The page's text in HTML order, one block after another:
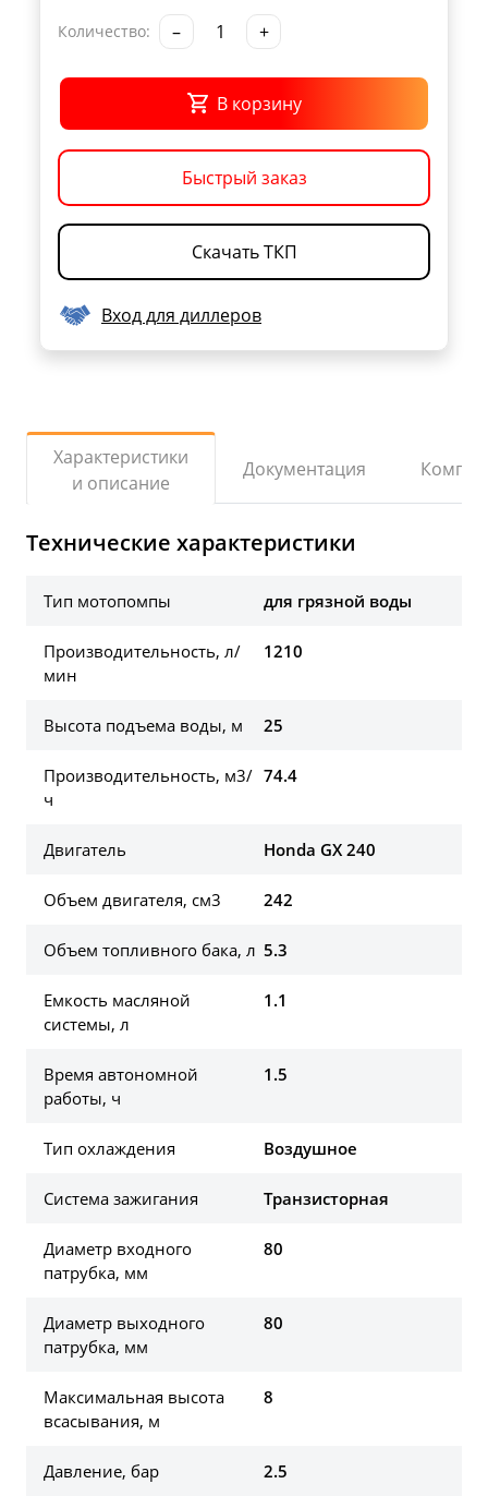
Количество: – +
В корзину
Быстрый заказ
Скачать ТКП
Вход для диллеров
Характеристики
и описание
Документация
Технические характеристики
Тип мотопомпы для грязной воды
Производительность, л/
мин
1210
Высота подъема воды, м 25
Производительность, м3/
ч
74.4
Двигатель Honda GX 240
Объем двигателя, см3 242
Объем топливного бака, л 5.3
Емкость масляной
системы, л
1.1
Время автономной
работы, ч
1.5
Тип охлаждения Воздушное
Система зажигания Транзисторная
Диаметр входного
патрубка, мм
80
Диаметр выходного
патрубка, мм
80
Максимальная высота
всасывания, м
8
Давление, бар 2.5